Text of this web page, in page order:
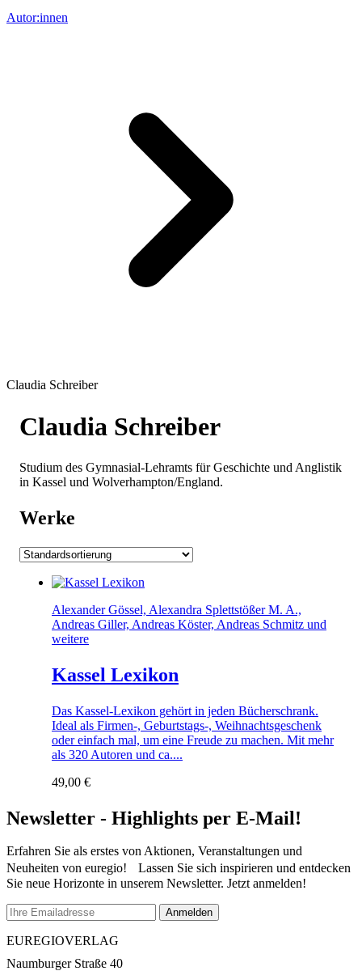
Autor:innen
Claudia Schreiber
Claudia Schreiber
Studium des Gymnasial-Lehramts für Geschichte und Anglistik
in Kassel und Wolverhampton/England.
Werke
Alexander Gössel, Alexandra Splettstößer M. A.,
Andreas Giller, Andreas Köster, Andreas Schmitz und
weitere
Kassel Lexikon
Das Kassel-Lexikon gehört in jeden Bücherschrank.
Ideal als Firmen-, Geburtstags-, Weihnachtsgeschenk
oder einfach mal, um eine Freude zu machen. Mit mehr
als 320 Autoren und ca....
49,00 €
Newsletter - Highlights per E-Mail!
Erfahren Sie als erstes von Aktionen, Veranstaltungen und
Neuheiten von euregio! Lassen Sie sich inspirieren und entdecken
Sie neue Horizonte in unserem Newsletter. Jetzt anmelden!
EUREGIOVERLAG
Naumburger Straße 40